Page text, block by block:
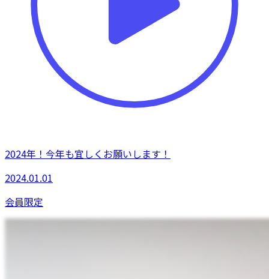
2024年！今年も宜しくお願いします！
2024.01.01
会員限定